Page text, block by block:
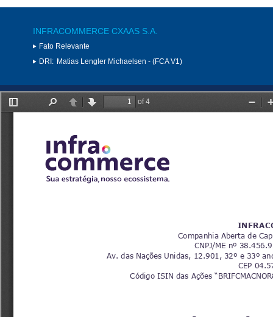
INFRACOMMERCE CXAAS S.A.
Fato Relevante
DRI: Matias Lengler Michaelsen - (FCA V1)